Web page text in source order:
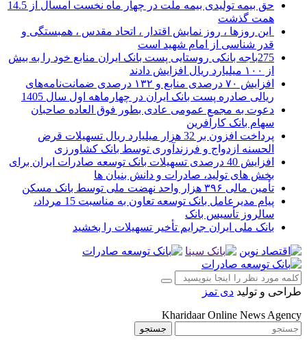
حق بیمه تولیدی بیمه ملت در چهار ماه نخست امسال از 14.5
همت گذشت
این روزها ، روز نمایش اقتدار ، اتحاد مقدس ، همبستگی و
قدر شناسی از امام شهید است
275باجه بانکی روستایی پست بانک ایران منابع خود را به بیش
از ۱۰۰ میلیارد ریال افزایش دادند
افزایش ۷۰ درصدی منابع و ۱۳۲ درصدی ضمانت‌نامه‌های
ریالی صادره پست بانک ایران در چهارماهه اول سال 1405
دعوت به مجمع عمومی عادی بطور فوق العاده صاحبان
سهام بانک کارآفرین
پرداخت افزون بر 32 هزار میلیارد ریال تسهیلات قرض
الحسنه ازدواج و فرزندآوری توسط بانک کشاورزی
افزایش 40 درصدی تسهیلات بانک توسعه صادرات ایران برای
بخش های تولید، صادرات و دانش بنیان ها
تأمین مالی ۳۹۶ هزار واحد نهضت ملی توسط بانک مسکن
پیام مدیرعامل بانک توسعه تعاون به مناسبت 15 مرداد،
سالروز تأسیس بانک
بانک ملی ایران جرایم تأخیر تسهیلات را بخشید
طراحی و تولید دی تمز
Kharidaar Online News Agency
جستجو